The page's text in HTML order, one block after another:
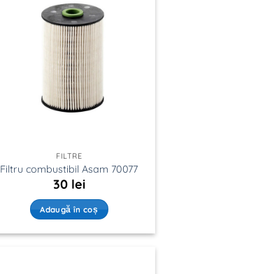
FILTRE
Filtru combustibil Asam 70077
30 lei
Adaugă în coș